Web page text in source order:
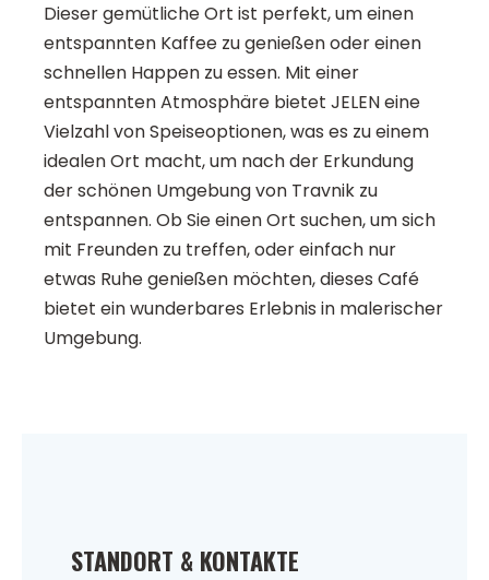
Dieser gemütliche Ort ist perfekt, um einen
entspannten Kaffee zu genießen oder einen
schnellen Happen zu essen. Mit einer
entspannten Atmosphäre bietet JELEN eine
Vielzahl von Speiseoptionen, was es zu einem
idealen Ort macht, um nach der Erkundung
der schönen Umgebung von Travnik zu
entspannen. Ob Sie einen Ort suchen, um sich
mit Freunden zu treffen, oder einfach nur
etwas Ruhe genießen möchten, dieses Café
bietet ein wunderbares Erlebnis in malerischer
Umgebung.
STANDORT & KONTAKTE